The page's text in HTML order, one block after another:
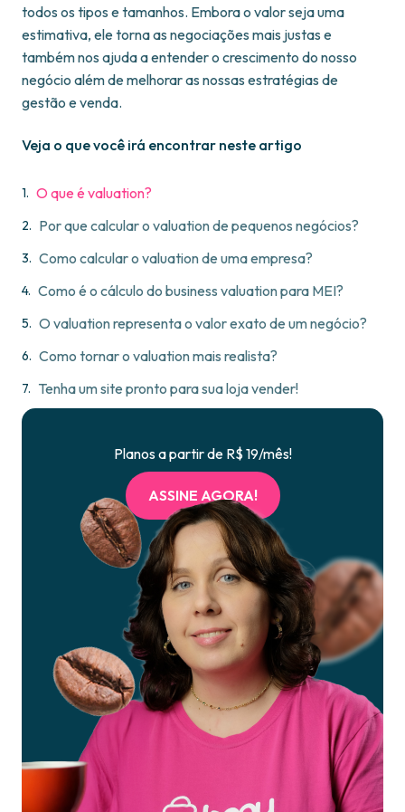
todos os tipos e tamanhos. Embora o valor seja uma
estimativa, ele torna as negociações mais justas e
também nos ajuda a entender o crescimento do nosso
negócio além de melhorar as nossas estratégias de
gestão e venda.
Veja o que você irá encontrar neste artigo
O que é valuation?
Por que calcular o valuation de pequenos negócios?
Como calcular o valuation de uma empresa?
Como é o cálculo do business valuation para MEI?
O valuation representa o valor exato de um negócio?
Como tornar o valuation mais realista?
Tenha um site pronto para sua loja vender!
Planos a partir de R$ 19/mês!
ASSINE AGORA!